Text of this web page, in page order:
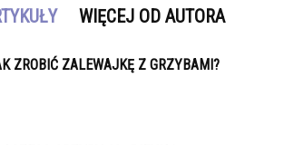
WIĘCEJ OD AUTORA
ZROBIĆ ZALEWAJKĘ Z GRZYBAMI?